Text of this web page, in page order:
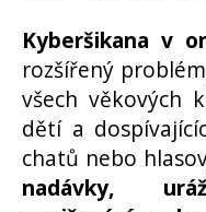
Kyberšikana v
rozšířený
všech věkových
dětí a
chatů nebo
nadávky,